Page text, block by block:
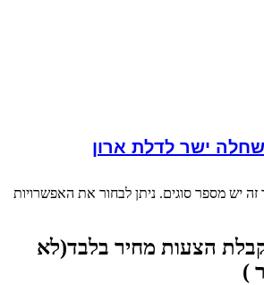
ישר לדלת ארון
זה יש מספר סוגים. ניתן לבחור את האפשרויות
הצעות מחיר בלבד(לא
)